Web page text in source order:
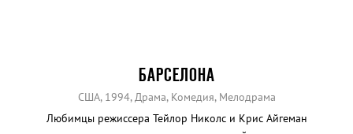
БАРСЕЛОНА
США, 1994, Драма, Комедия, Мелодрама
Любимцы режиссера Тейлор Николс и Крис Айгеман